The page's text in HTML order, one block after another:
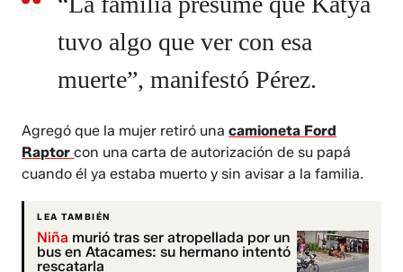
tuvo algo que ver con esa
muerte”, manifestó Pérez.
Agregó que la mujer retiró unacamioneta Ford
Raptorcon una carta de autorización de su papá
cuando él ya estaba muerto y sin avisar a la familia.
LEA TAMBIÉN
Niña murió tras ser atropellada por un
bus en Atacames: su hermano intentó
rescatarla